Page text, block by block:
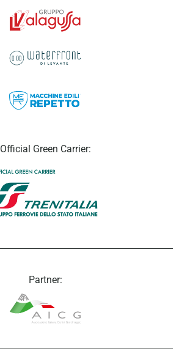
Official Green Carrier:
Partner: